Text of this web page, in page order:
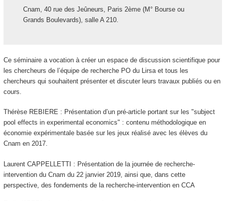
Cnam, 40 rue des Jeûneurs, Paris 2ème (M° Bourse ou
Grands Boulevards), salle A 210.
Ce séminaire a vocation à créer un espace de discussion scientifique pour
les chercheurs de l’équipe de recherche PO du Lirsa et tous les
chercheurs qui souhaitent présenter et discuter leurs travaux publiés ou en
cours.
Thérèse REBIERE : Présentation d’un pré-article portant sur les "subject
pool effects in experimental economics" : contenu méthodologique en
économie expérimentale basée sur les jeux réalisé avec les élèves du
Cnam en 2017.
Laurent CAPPELLETTI : Présentation de la journée de recherche-
intervention du Cnam du 22 janvier 2019, ainsi que, dans cette
perspective, des fondements de la recherche-intervention en CCA